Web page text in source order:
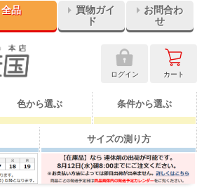
全品
買物ガイ
ド
お問合わ
せ
ログイン カート
色から選ぶ 条件から選ぶ
サイズの測り方